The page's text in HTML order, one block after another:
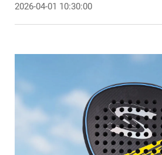
2026-04-01 10:30:00